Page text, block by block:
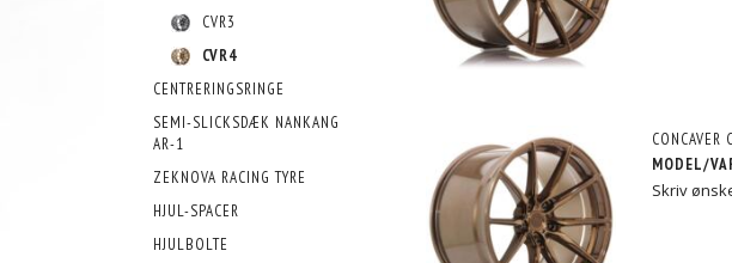
CVR3
CVR4
CENTRERINGSRINGE
SEMI-SLICKSDÆK NANKANG
AR-1
ZEKNOVA RACING TYRE
HJUL-SPACER
HJULBOLTE
MODEL/
Skriv